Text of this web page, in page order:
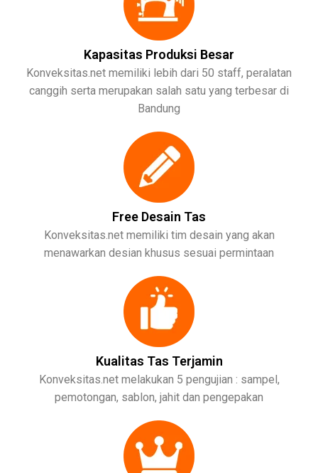
Kapasitas Produksi Besar
Konveksitas.net memiliki lebih dari 50 staff, peralatan
canggih serta merupakan salah satu yang terbesar di
Bandung
Free Desain Tas
Konveksitas.net memiliki tim desain yang akan
menawarkan desian khusus sesuai permintaan
Kualitas Tas Terjamin
Konveksitas.net melakukan 5 pengujian : sampel,
pemotongan, sablon, jahit dan pengepakan